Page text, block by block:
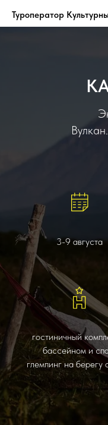
Туроператор
3-9 августа
гостиничный
бассейном и
глемпинг на берегу